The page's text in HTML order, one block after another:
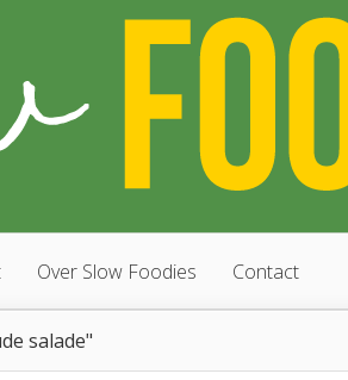
Over Slow Foodies Contact
salade"